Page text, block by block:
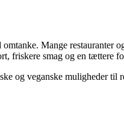
Mange restauranter
friskere smag og en tættere
og veganske muligheder